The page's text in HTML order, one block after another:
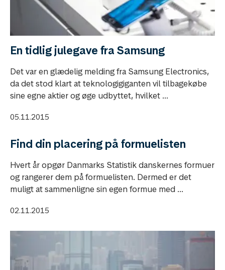
En tidlig julegave fra Samsung
Det var en glædelig melding fra Samsung Electronics,
da det stod klart at teknologigiganten vil tilbagekøbe
sine egne aktier og øge udbyttet, hvilket ...
05.11.2015
Find din placering på formuelisten
Hvert år opgør Danmarks Statistik danskernes formuer
og rangerer dem på formuelisten. Dermed er det
muligt at sammenligne sin egen formue med ...
02.11.2015